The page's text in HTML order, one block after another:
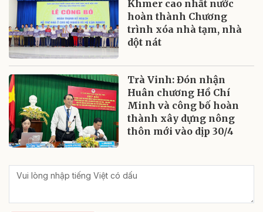
Khmer cao nhất nước
hoàn thành Chương
trình xóa nhà tạm, nhà
dột nát
Trà Vinh: Đón nhận
Huân chương Hồ Chí
Minh và công bố hoàn
thành xây dựng nông
thôn mới vào dịp 30/4